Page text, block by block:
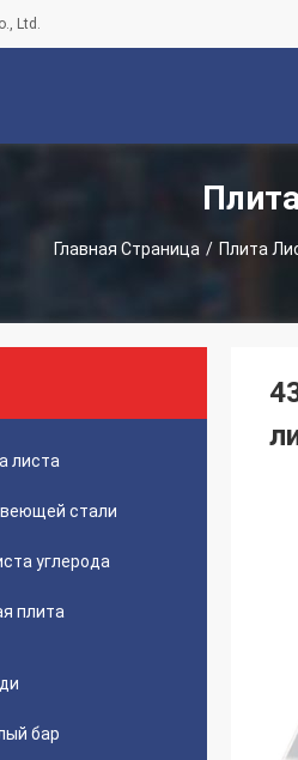
Ltd.
Главная Страница / Плита
листа
стали
углерода
плита
бар